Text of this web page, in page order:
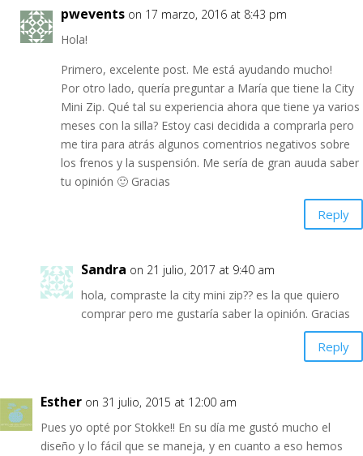
pwevents on 17 marzo, 2016 at 8:43 pm
Hola!
Primero, excelente post. Me está ayudando mucho!
Por otro lado, quería preguntar a María que tiene la City
Mini Zip. Qué tal su experiencia ahora que tiene ya varios
meses con la silla? Estoy casi decidida a comprarla pero
me tira para atrás algunos comentrios negativos sobre
los frenos y la suspensión. Me sería de gran auuda saber
tu opinión 🙂 Gracias
Reply
Sandra on 21 julio, 2017 at 9:40 am
hola, compraste la city mini zip?? es la que quiero
comprar pero me gustaría saber la opinión. Gracias
Reply
Esther on 31 julio, 2015 at 12:00 am
Pues yo opté por Stokke!! En su día me gustó mucho el
diseño y lo fácil que se maneja, y en cuanto a eso hemos